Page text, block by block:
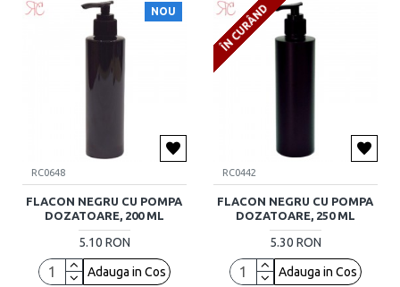
NOU
RC0648
FLACON NEGRU CU POMPA
DOZATOARE, 200 ML
5.10 RON
Adauga in Cos
ÎN CURÂND
RC0442
FLACON NEGRU CU POMPA
DOZATOARE, 250 ML
5.30 RON
Adauga in Cos